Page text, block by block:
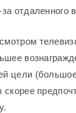
отдаленного
цели
скорее